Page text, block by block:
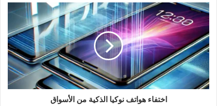
اختفاء هواتف نوكيا الذكية من الأسواق